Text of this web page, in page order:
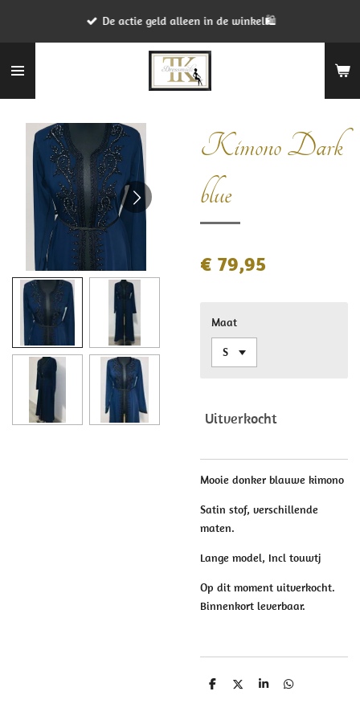
de
De actie geld alleen in de winkel🛍
Kimono Dark
blue
€ 79,95
Maat
Uitverkocht
Mooie donker blauwe kimono
Satin stof, verschillende
maten.
Lange model, Incl touwtj
Op dit moment uitverkocht.
Binnenkort leverbaar.
D
D
S
D